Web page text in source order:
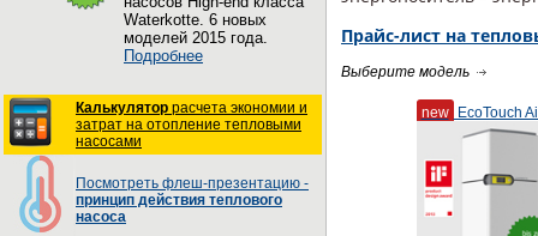
Waterkotte. 6 новых
моделей 2015 года.
Подробнее
Калькулятор расчета экономии и
затрат на отопление тепловыми
насосами
Посмотреть флеш-презентацию -
принцип действия теплового
насоса
Прайс-лист на
Выберите модель
new EcoTouch